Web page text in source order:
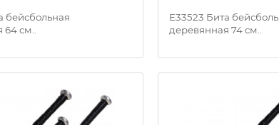
бейсбольная
64 см..
E33523 Бита
деревянная 74 см..